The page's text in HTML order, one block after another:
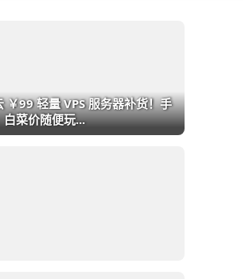
￥99 轻量 VPS 服务器补货！手
白菜价随便玩...